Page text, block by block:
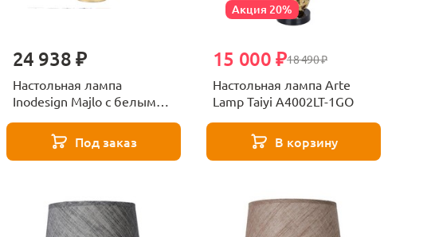
24 938 ₽
Настольная лампа
Inodesign Majlo с белым
Под заказ
Акция 20%
18 490 ₽
15 000 ₽
Настольная лампа Arte
Lamp Taiyi A4002LT-1GO
В корзину